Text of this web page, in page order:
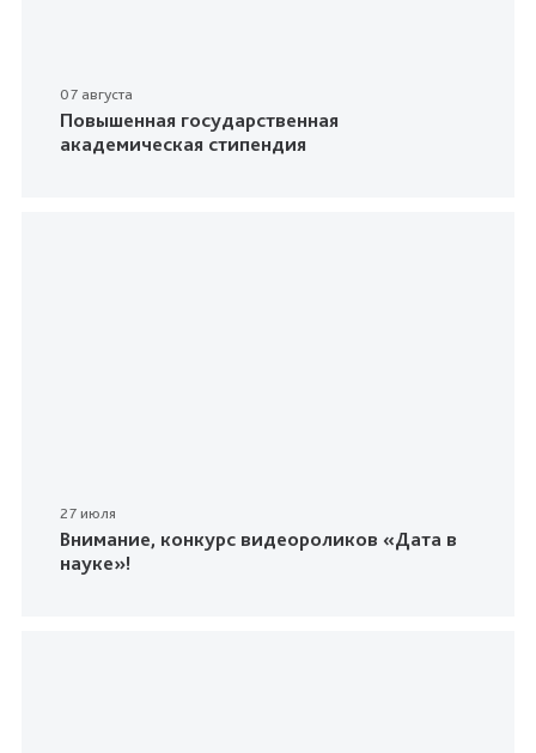
07 августа
Повышенная государственная
академическая стипендия
27 июля
Внимание, конкурс видеороликов «Дата в
науке»!